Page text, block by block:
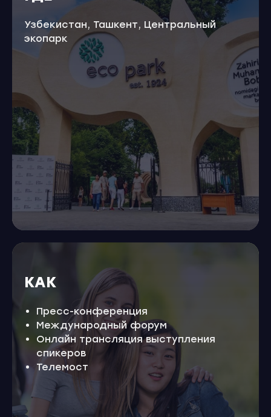
Узбекистан, Ташкент, Центральный
экопарк
КАК
Пресс-конференция
Международный форум
Онлайн трансляция выступления
спикеров
Телемост